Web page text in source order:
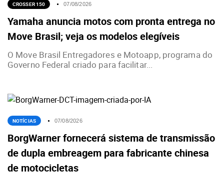
CROSSER 150 07/08/2026
Yamaha anuncia motos com pronta entrega no
Move Brasil; veja os modelos elegíveis
O Move Brasil Entregadores e Motoapp, programa do
Governo Federal criado para facilitar...
NOTÍCIAS 07/08/2026
BorgWarner fornecerá sistema de transmissão
de dupla embreagem para fabricante chinesa
de motocicletas